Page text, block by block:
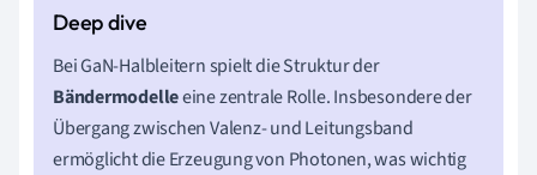
Bei GaN-Halbleitern spielt die Struktur der
Bändermodelleeine zentrale Rolle. Insbesondere der
Übergang zwischen Valenz- und Leitungsband
ermöglicht die Erzeugung von Photonen, was wichtig